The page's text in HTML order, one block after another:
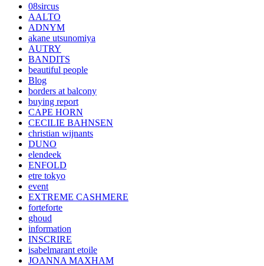
08sircus
AALTO
ADNYM
akane utsunomiya
AUTRY
BANDITS
beautiful people
Blog
borders at balcony
buying report
CAPE HORN
CECILIE BAHNSEN
christian wijnants
DUNO
elendeek
ENFOLD
etre tokyo
event
EXTREME CASHMERE
forteforte
ghoud
information
INSCRIRE
isabelmarant etoile
JOANNA MAXHAM